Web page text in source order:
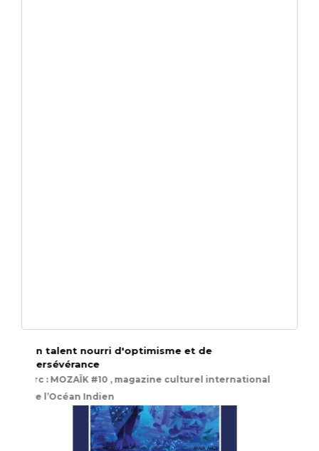
Un talent nourri d'optimisme et de
persévérance
src : MOZAÏK #10 , magazine culturel international
de l’Océan Indien